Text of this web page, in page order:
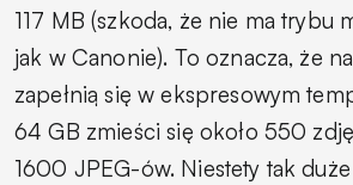
117 MB (szkoda, że nie ma trybu
jak w Canonie). To oznacza, że
zapełnią się w ekspresowym
64 GB zmieści się około 550
1600 JPEG-ów. Niestety tak